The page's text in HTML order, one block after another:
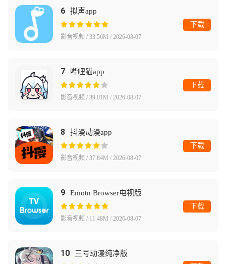
6 拟声app
影音视频 / 33.56M / 2026-08-07
下载
7 哔哩猫app
影音视频 / 39.01M / 2026-08-07
下载
8 抖漫动漫app
影音视频 / 37.84M / 2026-08-07
下载
9 Emotn Browser电视版
影音视频 / 11.48M / 2026-08-07
下载
10 三号动漫纯净版